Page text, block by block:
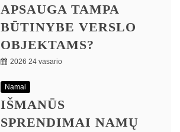
APSAUGA TAMPA
BŪTINYBE VERSLO
OBJEKTAMS?
2026 24 vasario
Namai
IŠMANŪS
SPRENDIMAI NAMŲ